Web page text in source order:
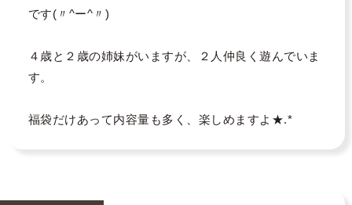
です(〃^ー^〃)
４歳と２歳の姉妹がいますが、２人仲良く遊んでいま
す。
福袋だけあって内容量も多く、楽しめますよ★.*